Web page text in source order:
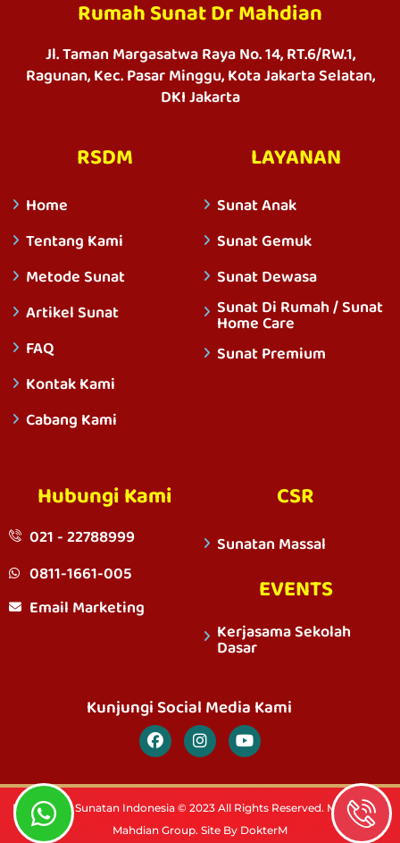
Rumah Sunat Dr Mahdian
Jl. Taman Margasatwa Raya No. 14, RT.6/RW.1,
Ragunan, Kec. Pasar Minggu, Kota Jakarta Selatan,
DKI Jakarta
RSDM
Home
Tentang Kami
Metode Sunat
Artikel Sunat
FAQ
Kontak Kami
Cabang Kami
LAYANAN
Sunat Anak
Sunat Gemuk
Sunat Dewasa
Sunat Di Rumah / Sunat
Home Care
Sunat Premium
Hubungi Kami
021 - 22788999
0811-1661-005
Email Marketing
CSR
Sunatan Massal
EVENTS
Kerjasama Sekolah
Dasar
Kunjungi Social Media Kami
PT. Rumah Sunatan Indonesia © 2023 All Rights Reserved. Member Of
Mahdian Group. Site By DokterM